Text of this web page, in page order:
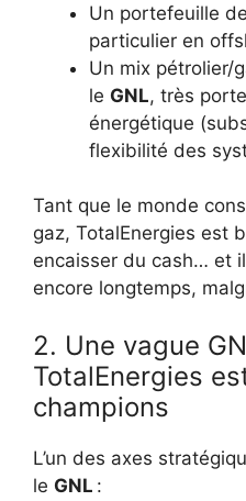
Un portefeuille
particulier en
Un mix pétrolier/
le GNL, très
énergétique
flexibilité des
Tant que le monde
gaz, TotalEnergies est
encaisser du cash… et
encore longtemps,
2. Une vague
TotalEnergies
champions
L’un des axes
le GNL :